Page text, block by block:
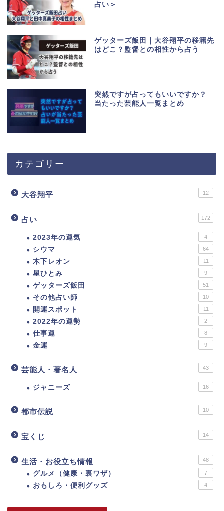
占い＞
ゲッターズ飯田｜大谷翔平の移籍先
はどこ？監督との相性から占う
突然ですが占ってもいいですか？
当たった芸能人一覧まとめ
カテゴリー
大谷翔平 12
占い 172
2023年の運気 4
シウマ 64
木下レオン 11
星ひとみ 9
ゲッターズ飯田 51
その他占い師 10
開運スポット 11
2022年の運勢 2
仕事運 8
金運 9
芸能人・著名人 43
ジャニーズ 16
都市伝説 10
宝くじ 14
生活・お役立ち情報 48
グルメ（健康・裏ワザ） 7
おもしろ・便利グッズ 4